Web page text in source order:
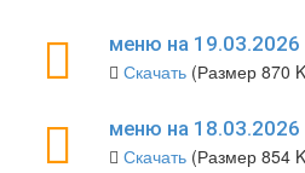
меню на 19.03.2026
Скачать(Размер 870
меню на 18.03.2026
Скачать(Размер 854